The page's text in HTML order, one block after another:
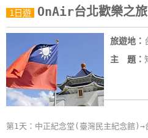
1日遊 OnAir台北歡樂之旅
旅遊地：
主 題：
第1天：中正紀念堂(臺灣民主紀念館)→